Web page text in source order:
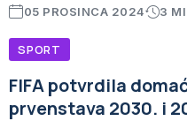
05 PROSINCA 2024 3
SPORT
FIFA potvrdila
prvenstava 2030. i